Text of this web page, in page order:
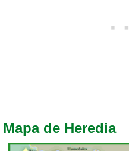
Mapa de Heredia